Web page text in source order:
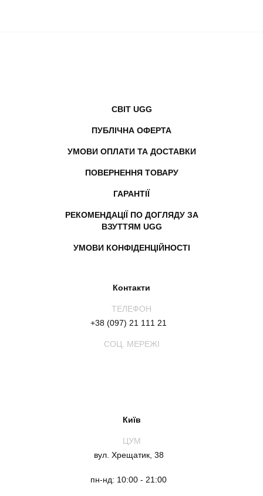
СВІТ UGG
ПУБЛІЧНА ОФЕРТА
УМОВИ ОПЛАТИ ТА ДОСТАВКИ
ПОВЕРНЕННЯ ТОВАРУ
ГАРАНТІЇ
РЕКОМЕНДАЦІЇ ПО ДОГЛЯДУ ЗА
ВЗУТТЯМ UGG
УМОВИ КОНФІДЕНЦІЙНОСТІ
Контакти
ТЕЛЕФОН
+38 (097) 21 111 21
СОЦ. МЕРЕЖІ
Київ
ЦУМ
вул. Хрещатик, 38
пн-нд: 10:00 - 21:00